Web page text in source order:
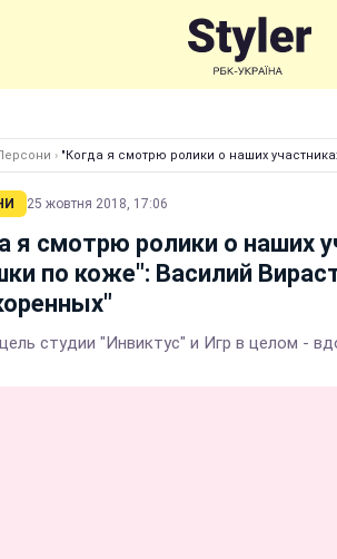
› "Когда я смотрю ролики о наших
25 жовтня 2018, 17:06
я смотрю ролики о наших
по коже": Василий
студии "Инвиктус" и Игр в целом -